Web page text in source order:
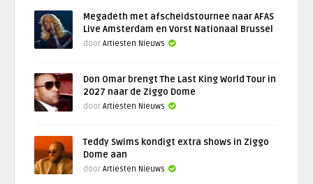
Megadeth met afscheidstournee naar AFAS
Live Amsterdam en Vorst Nationaal Brussel
doorArtiesten Nieuws
Don Omar brengt The Last King World Tour in
2027 naar de Ziggo Dome
doorArtiesten Nieuws
Teddy Swims kondigt extra shows in Ziggo
Dome aan
doorArtiesten Nieuws